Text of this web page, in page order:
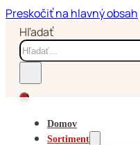
Preskočiť na hlavný obsah
Hľadať
Domov
Sortiment